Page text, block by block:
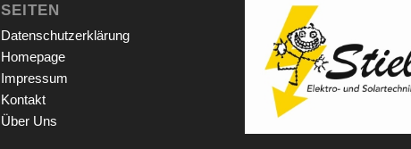
SEITEN
Datenschutzerklärung
Homepage
Impressum
Kontakt
Über Uns